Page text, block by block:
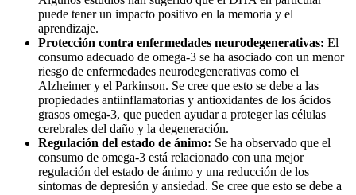
puede tener un impacto positivo en la memoria y el
aprendizaje.
Protección contra enfermedades neurodegenerativas: El
consumo adecuado de omega-3 se ha asociado con un menor
riesgo de enfermedades neurodegenerativas como el
Alzheimer y el Parkinson. Se cree que esto se debe a las
propiedades antiinflamatorias y antioxidantes de los ácidos
grasos omega-3, que pueden ayudar a proteger las células
cerebrales del daño y la degeneración.
Regulación del estado de ánimo: Se ha observado que el
consumo de omega-3 está relacionado con una mejor
regulación del estado de ánimo y una reducción de los
síntomas de depresión y ansiedad. Se cree que esto se debe a